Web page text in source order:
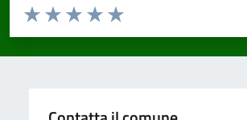
Valuta da 1 a 5 stelle la pagina
Valuta 5 stelle su 5
Valuta 4 stelle su 5
Valuta 3 stelle su 5
Valuta 2 stelle su 5
Valuta 1 stelle su 5